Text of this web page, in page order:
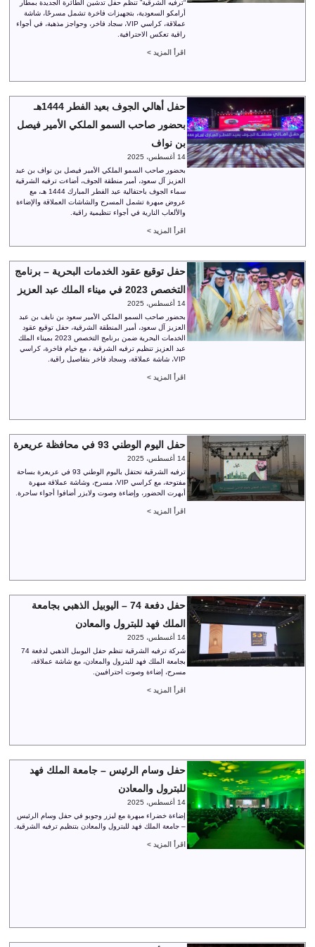
“ترفيه الشرقية” تنظم حفل تدشين الطائرة الجديدة بمطار
أرامكو السعودية، بتجهيزات فاخرة تشمل مسرحًا، شاشة
عملاقة، كراسي VIP، سجاد فاخر، وحواجز مذهبة، في أجواء
راقية تعكس الاحترافية.
اقرأ المزيد >
حفل أهالي الجوف بعيد الفطر 1444هـ
بحضور صاحب السمو الملكي الأمير فيصل
بن نواف
14 أغسطس، 2025
بحضور صاحب السمو الملكي الأمير فيصل بن نواف بن عبد
العزيز آل سعود، أمير منطقة الجوف، أضاءت ترفيه الشرقية
سماء الجوف باحتفالية عيد الفطر المبارك 1444 هـ، مع
عروض مبهرة تشمل المسرح والشاشات العملاقة والإضاءة
والألعاب النارية في أجواء تنظيمية راقية.
اقرأ المزيد >
حفل توقيع عقود الخدمات البحرية – برنامج
التخصص 2023 في ميناء الملك عبد العزيز
14 أغسطس، 2025
بحضور صاحب السمو الملكي الأمير سعود بن نايف بن عبد
العزيز آل سعود، أمير المنطقة الشرقية، حفل توقيع عقود
الخدمات البحرية ضمن برنامج التخصص 2023 بميناء الملك
عبد العزيز تنظيم ترفيه الشرقية ، مع خيام فاخرة، كراسي
VIP، شاشة عملاقة، وسجاد فاخر بتفاصيل راقية.
اقرأ المزيد >
حفل اليوم الوطني 93 في محافظة عريعرة
14 أغسطس، 2025
ترفيه الشرقية تحتفل باليوم الوطني 93 في عريعرة بساحة
مفتوحة، مع كراسي VIP، مسرح، وشاشة عملاقة مبهرة
أبهرت الحضور، وإضاءة وصوت ولايزر أضافوا أجواء ساحرة.
اقرأ المزيد >
حفل دفعة 74 – اليوبيل الذهبي بجامعة
الملك فهد للبترول والمعادن
14 أغسطس، 2025
شركة ترفيه الشرقية تنظم حفل اليوبيل الذهبي لدفعة 74
بجامعة الملك فهد للبترول والمعادن، مع شاشة عملاقة،
مسرح، إضاءة وصوت احترافيين.
اقرأ المزيد >
حفل وسام الرئيس – جامعة الملك فهد
للبترول والمعادن
14 أغسطس، 2025
إضاءة خضراء مبهرة مع ليزر وجوبو في حفل وسام الرئيس
– جامعة الملك فهد للبترول والمعادن بتنظيم ترفيه الشرقية.
اقرأ المزيد >